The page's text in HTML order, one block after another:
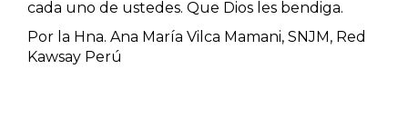
cada uno de ustedes. Que Dios les bendiga.
Por la Hna. Ana María Vilca Mamani, SNJM, Red
Kawsay Perú